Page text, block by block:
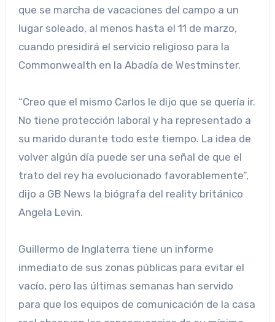
que se marcha de vacaciones del campo a un
lugar soleado, al menos hasta el 11 de marzo,
cuando presidirá el servicio religioso para la
Commonwealth en la Abadía de Westminster.
“Creo que el mismo Carlos le dijo que se quería ir.
No tiene protección laboral y ha representado a
su marido durante todo este tiempo. La idea de
volver algún día puede ser una señal de que el
trato del rey ha evolucionado favorablemente”,
dijo a GB News la biógrafa del reality británico
Angela Levin.
Guillermo de Inglaterra tiene un informe
inmediato de sus zonas públicas para evitar el
vacío, pero las últimas semanas han servido
para que los equipos de comunicación de la casa